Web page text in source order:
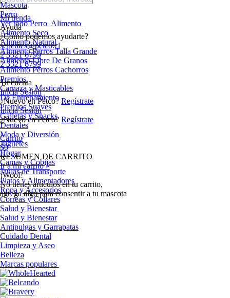
Mi tienda
Ayuda
¿Cómo podemos ayudarte?
sclientes@petco.cl
2 3321 6799
2 3321 6799
Tu cuenta
Inicia Sesión
¿Nuevo en Petco? Regístrate
Inicia Sesión
¿Nuevo en Petco? Regístrate
Carrito
$0
RESUMEN DE CARRITO
Ir a mi carrito »
¡Woof!
No tíenes artículos en tu carrito,
agrega algo para consentir a tu mascota
Mascota
Perro
Ver todo Perro Alimento
Alimento Seco
Alimento Natural
Alimento Perros Talla Grande
Alimento Libre De Granos
Alimento Perros Cachorros
Premios
Carnaza y Masticables
De Entrenamiento
Premios Suaves
Galletas y Snacks
Dentales
Moda y Diversión
Juguetes
Hogar
Camas y Cobijas
Jaulas de Transporte
Platos y Alimentadores
Ropa y Accesorios
Correas y Collares
Salud y Bienestar
Salud y Bienestar
Antipulgas y Garrapatas
Cuidado Dental
Limpieza y Aseo
Belleza
Marcas populares